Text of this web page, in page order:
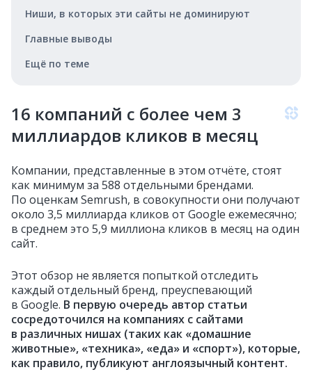
Ниши, в которых эти сайты не доминируют
Главные выводы
Ещё по теме
16 компаний с более чем 3
миллиардов кликов в месяц
Компании, представленные в этом отчёте, стоят
как минимум за 588 отдельными брендами.
По оценкам Semrush, в совокупности они получают
около 3,5 миллиарда кликов от Google ежемесячно;
в среднем это 5,9 миллиона кликов в месяц на один
сайт.
Этот обзор не является попыткой отследить
каждый отдельный бренд, преуспевающий
в Google. В первую очередь автор статьи
сосредоточился на компаниях с сайтами
в различных нишах (таких как «домашние
животные», «техника», «еда» и «спорт»), которые,
как правило, публикуют англоязычный контент.